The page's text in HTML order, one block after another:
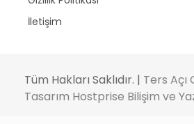
İletişim
Tüm Hakları Saklıdır. | Ters Açı
Tasarım Hostprise Bilişim ve